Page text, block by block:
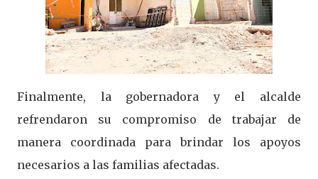
Finalmente, la gobernadora y el alcalde
refrendaron su compromiso de trabajar de
manera coordinada para brindar los apoyos
necesarios a las familias afectadas.